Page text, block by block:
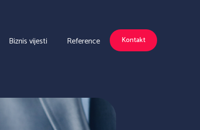
Biznis vijesti Reference Kontakt